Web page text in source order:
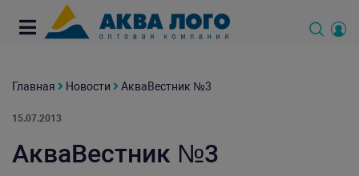
Главная Новости АкваВестник №3
15.07.2013
АкваВестник №3